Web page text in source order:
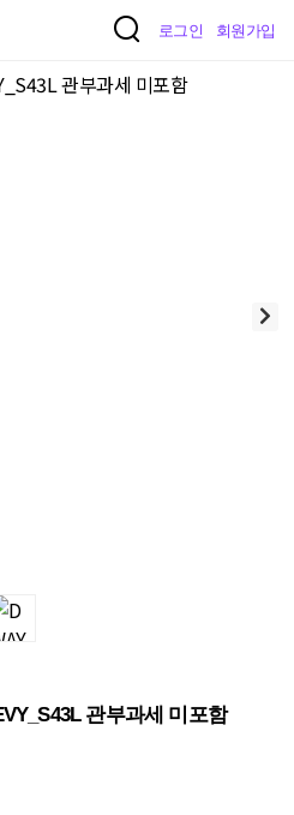
로그인 회원가입
관부과세 미포함